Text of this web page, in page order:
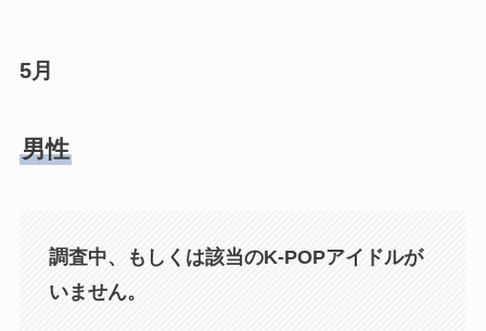
5月
男性
調査中、もしくは該当のK-POPアイドルが
いません。